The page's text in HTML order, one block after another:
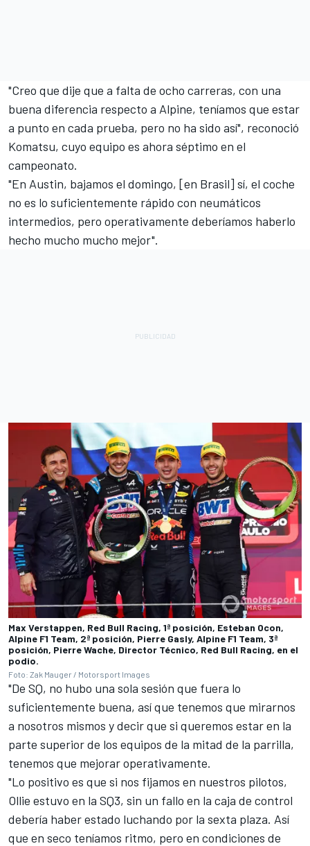
"Creo que dije que a falta de ocho carreras, con una
buena diferencia respecto a Alpine, teníamos que estar
a punto en cada prueba, pero no ha sido así", reconoció
Komatsu, cuyo equipo es ahora séptimo en el
campeonato.
"En Austin, bajamos el domingo, [en Brasil] sí, el coche
no es lo suficientemente rápido con neumáticos
intermedios, pero operativamente deberíamos haberlo
hecho mucho mucho mejor".
Max Verstappen, Red Bull Racing, 1ª posición, Esteban Ocon,
Alpine F1 Team, 2ª posición, Pierre Gasly, Alpine F1 Team, 3ª
posición, Pierre Wache, Director Técnico, Red Bull Racing, en el
podio.
Foto: Zak Mauger / Motorsport Images
"De SQ, no hubo una sola sesión que fuera lo
suficientemente buena, así que tenemos que mirarnos
a nosotros mismos y decir que si queremos estar en la
parte superior de los equipos de la mitad de la parrilla,
tenemos que mejorar operativamente.
"Lo positivo es que si nos fijamos en nuestros pilotos,
Ollie estuvo en la SQ3, sin un fallo en la caja de control
debería haber estado luchando por la sexta plaza. Así
que en seco teníamos ritmo, pero en condiciones de